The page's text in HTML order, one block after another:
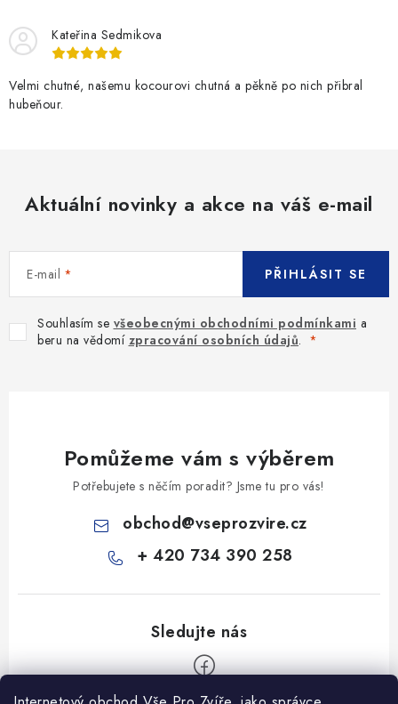
Kateřina Sedmikova
Velmi chutné, našemu kocourovi chutná a pěkně po nich přibral
hubeňour.
Aktuální novinky a akce na váš e-mail
E-mail
Souhlasím se všeobecnými obchodními podmínkami a
beru na vědomí zpracování osobních údajů.
PŘIHLÁSIT SE
Pomůžeme vám s výběrem
Potřebujete s něčím poradit? Jsme tu pro vás!
obchod@vseprozvire.cz
+ 420 734 390 258